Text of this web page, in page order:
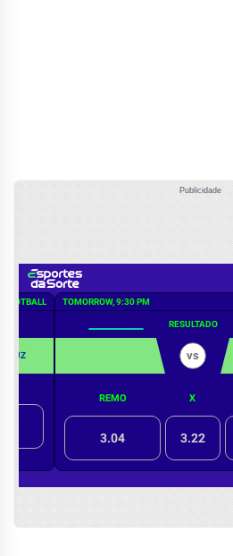
Publicidade